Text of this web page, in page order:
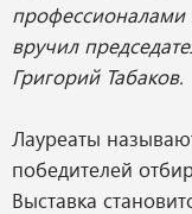
профессионалами
вручил
Григорий Табаков.
Лауреаты
победителей
Выставка